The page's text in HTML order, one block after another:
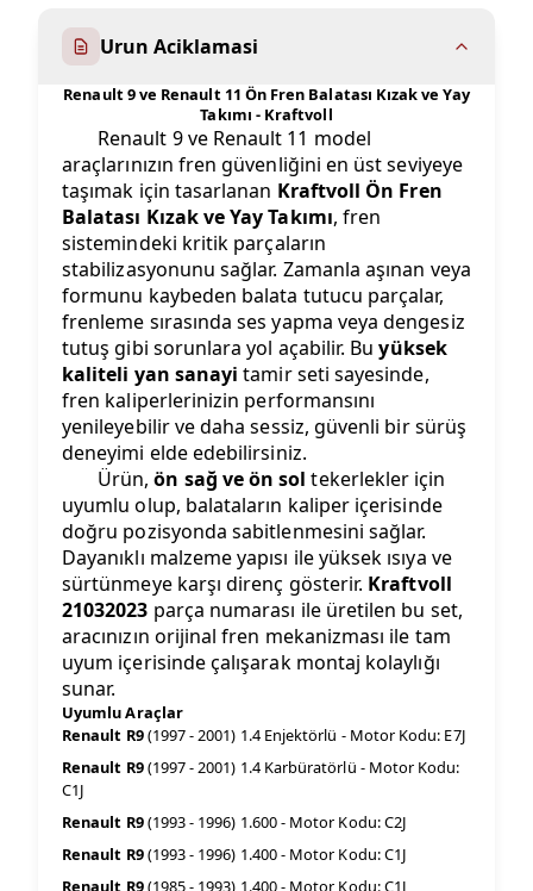
Urun Aciklamasi
Renault 9 ve Renault 11 Ön Fren Balatası Kızak ve Yay
Takımı - Kraftvoll
Renault 9 ve Renault 11 model
araçlarınızın fren güvenliğini en üst seviyeye
taşımak için tasarlanan Kraftvoll Ön Fren
Balatası Kızak ve Yay Takımı, fren
sistemindeki kritik parçaların
stabilizasyonunu sağlar. Zamanla aşınan veya
formunu kaybeden balata tutucu parçalar,
frenleme sırasında ses yapma veya dengesiz
tutuş gibi sorunlara yol açabilir. Buyüksek
kaliteli yan sanayi tamir seti sayesinde,
fren kaliperlerinizin performansını
yenileyebilir ve daha sessiz, güvenli bir sürüş
deneyimi elde edebilirsiniz.
Ürün,ön sağ ve ön sol tekerlekler için
uyumlu olup, balataların kaliper içerisinde
doğru pozisyonda sabitlenmesini sağlar.
Dayanıklı malzeme yapısı ile yüksek ısıya ve
sürtünmeye karşı direnç gösterir. Kraftvoll
21032023 parça numarası ile üretilen bu set,
aracınızın orijinal fren mekanizması ile tam
uyum içerisinde çalışarak montaj kolaylığı
sunar.
Uyumlu Araçlar
Renault R9(1997 - 2001) 1.4 Enjektörlü - Motor Kodu: E7J
Renault R9(1997 - 2001) 1.4 Karbüratörlü - Motor Kodu:
C1J
Renault R9(1993 - 1996) 1.600 - Motor Kodu: C2J
Renault R9(1993 - 1996) 1.400 - Motor Kodu: C1J
Renault R9(1985 - 1993) 1.400 - Motor Kodu: C1J